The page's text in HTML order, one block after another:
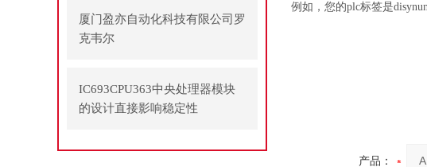
厦门盈亦自动化科技有限公司罗
克韦尔
IC693CPU363中央处理器模块
的设计直接影响稳定性
例如，您的plc标签是
产品：